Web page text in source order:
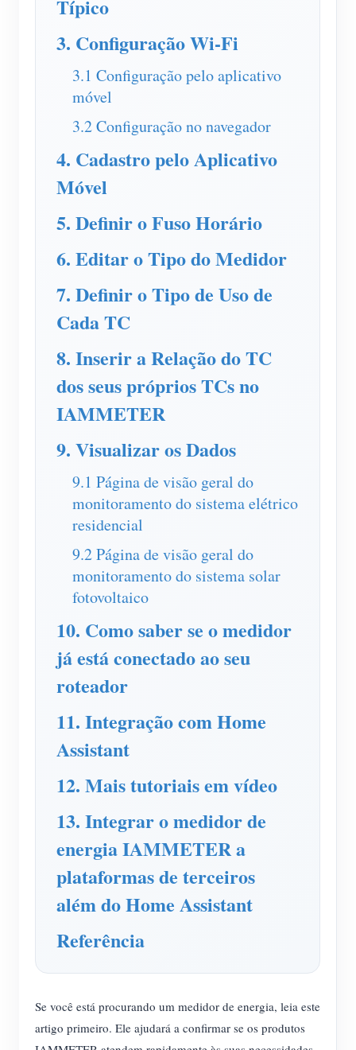
Carregador EV
IAMMETER Simulator
Medidor virtual
Sistema de previsão e simulação de energia
Aplicações
Monitor de energia do sistema solar fotovoltaico
Monitor de consumo de eletricidade
Sistema de controle de aquecedor FV
Automação residencial
Loja
Recursos
Início rápido do produto
Documento
Vídeo tutorial
FAQ
Notícias
Comunidade
Programa de contribuidores
Centro de contribuidores
Atividades IAMMETER
Fórum
App Loja
Explorar site
Ranking FV
Soluções
Contato
Sobre nós
Típico
3. Configuração Wi-Fi
3.1 Configuração pelo aplicativo
móvel
3.2 Configuração no navegador
4. Cadastro pelo Aplicativo
Móvel
5. Definir o Fuso Horário
6. Editar o Tipo do Medidor
7. Definir o Tipo de Uso de
Cada TC
8. Inserir a Relação do TC
dos seus próprios TCs no
IAMMETER
9. Visualizar os Dados
9.1 Página de visão geral do
monitoramento do sistema elétrico
residencial
9.2 Página de visão geral do
monitoramento do sistema solar
fotovoltaico
10. Como saber se o medidor
já está conectado ao seu
roteador
11. Integração com Home
Assistant
12. Mais tutoriais em vídeo
13. Integrar o medidor de
energia IAMMETER a
plataformas de terceiros
além do Home Assistant
Referência
Se você está procurando um medidor de energia, leia este
artigo primeiro. Ele ajudará a confirmar se os produtos